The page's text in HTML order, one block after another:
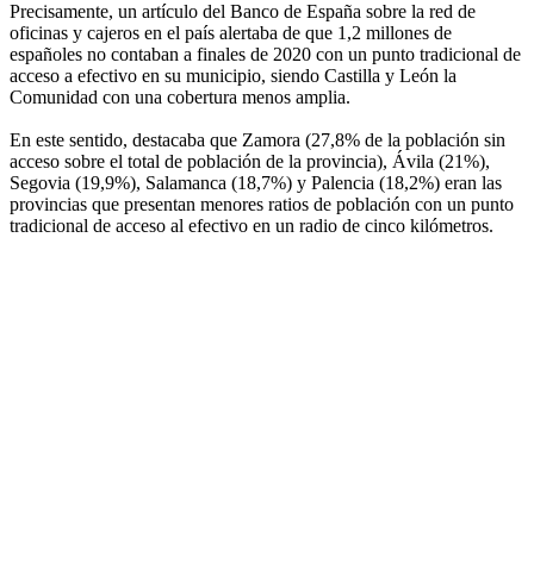
Precisamente, un artículo del Banco de España sobre la red de
oficinas y cajeros en el país alertaba de que 1,2 millones de
españoles no contaban a finales de 2020 con un punto tradicional de
acceso a efectivo en su municipio, siendo Castilla y León la
Comunidad con una cobertura menos amplia.
En este sentido, destacaba que Zamora (27,8% de la población sin
acceso sobre el total de población de la provincia), Ávila (21%),
Segovia (19,9%), Salamanca (18,7%) y Palencia (18,2%) eran las
provincias que presentan menores ratios de población con un punto
tradicional de acceso al efectivo en un radio de cinco kilómetros.